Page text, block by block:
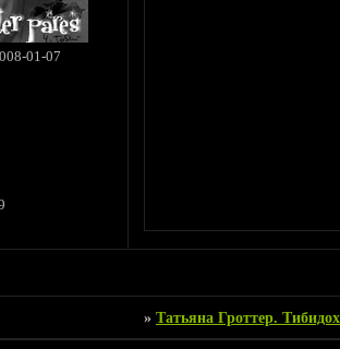
01-07
» Татьяна Гроттер.